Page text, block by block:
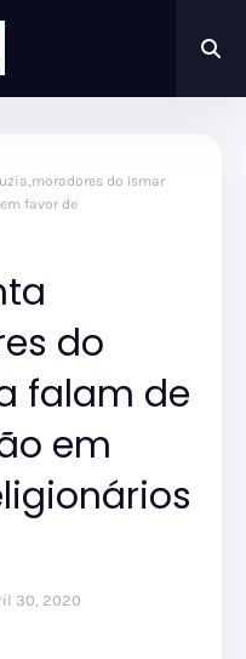
do Ismar
favor de
do
falam de
em
30, 2020